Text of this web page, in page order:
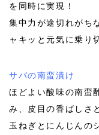
を同時に実現！
集中力が途切れがち
ャキッと元気に乗り
サバの南蛮漬け
ほどよい酸味の南蛮
み、皮目の香ばしさ
玉ねぎとにんじんの